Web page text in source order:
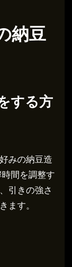
納豆
する方
みの納豆造
間を調整す
引きの強さ
ます。